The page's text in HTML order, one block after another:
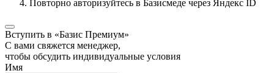
Повторно авторизуйтесь в Базисмеде через Яндекс ID
Вступить в «Базис Премиум»
С вами свяжется менеджер,
чтобы обсудить индивидуальные условия
Имя